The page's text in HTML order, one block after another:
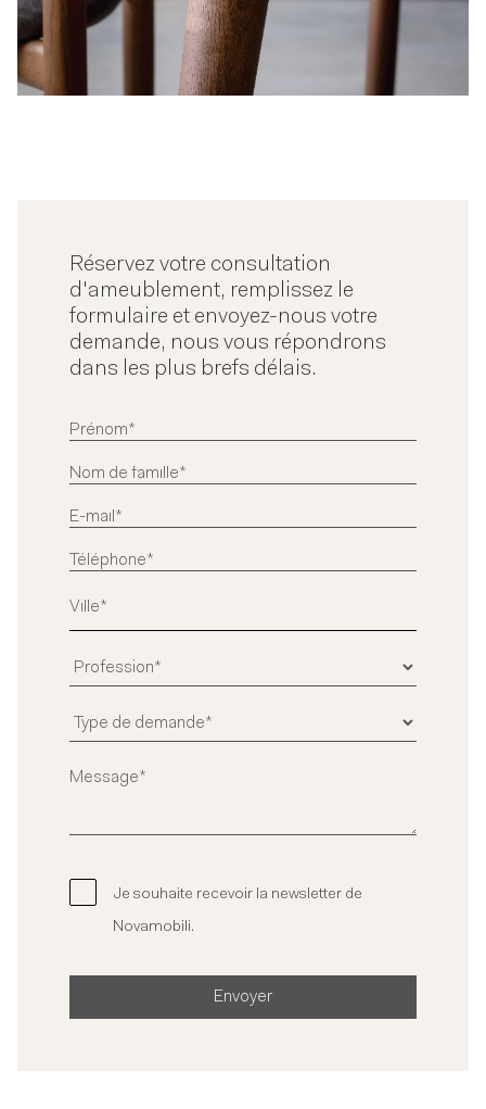
Réservez votre consultation
d'ameublement, remplissez le
formulaire et envoyez-nous votre
demande, nous vous répondrons
dans les plus brefs délais.
Je souhaite recevoir la newsletter de
Novamobili.
Envoyer